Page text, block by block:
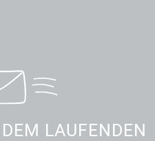
LAUFENDEN